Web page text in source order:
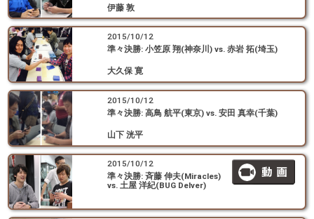
伊藤 敦
2015/10/12
準々決勝: 小笠原 翔(神奈川) vs. 赤岩 拓(埼玉)
大久保 寛
2015/10/12
準々決勝: 高鳥 航平(東京) vs. 安田 真幸(千葉)
山下 洸平
2015/10/12
準々決勝: 斉藤 伸夫(Miracles)
vs. 土屋 洋紀(BUG Delver)